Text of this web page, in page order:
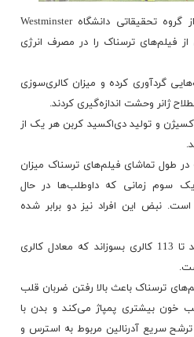
یک شرکت فیلمسازی اروپایی از گروه تحقیقاتی دانشگاه Westminster
فیلم‌های ترسناک را در مصرف انرژی
گردآوری کرده و میزان کالری‌سوزی
ژانر وحشت اندازه‌گیری کردند.
و تولید دی‌اکسید کربن هر یک از
طول تماشای فیلم‌های ترسناک میزان
سوم زمانی که داوطلب‌ها در حال
است. نبض این افراد نیز دو برابر شده
دیدن یک فیلم ترسناک می‌تواند تا 113 کالری بسوزاند که معادل کالری
ترسناک باعث بالا رفتن ضربان قلب
خون بیشتری پمپاژ می‌کند و بدن با
سریع آدرنالین مربوط به استرس و